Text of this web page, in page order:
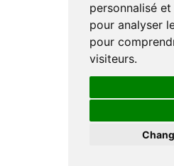
personnalisé
pour analyser
pour
visiteurs.